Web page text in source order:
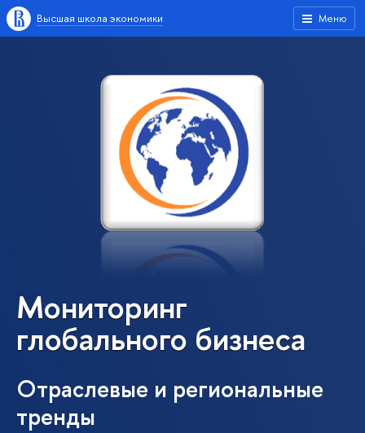
Меню
Высшая школа экономики
Мониторинг
глобального бизнеса
Отраслевые и региональные
тренды